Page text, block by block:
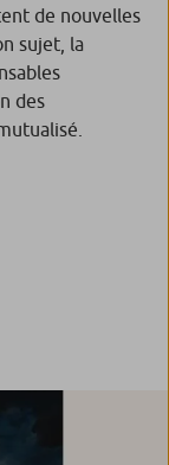
de nouvelles
sujet, la
des